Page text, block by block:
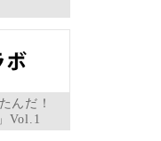
んだ！
Vol.1